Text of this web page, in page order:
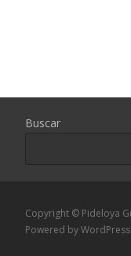
Buscar
Copyright © Pideloya
Powered by WordPress